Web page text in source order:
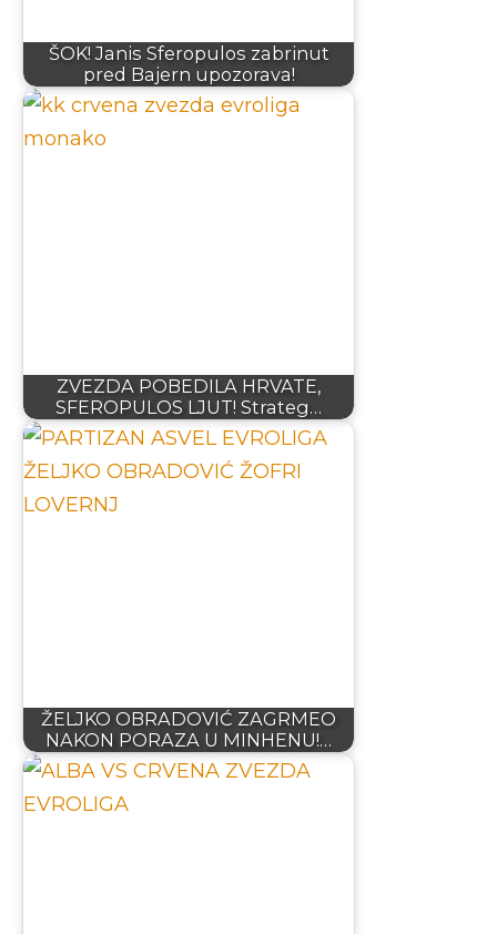
ŠOK! Janis Sferopulos zabrinut
pred Bajern upozorava!
ZVEZDA POBEDILA HRVATE,
SFEROPULOS LJUT! Strateg…
ŽELJKO OBRADOVIĆ ZAGRMEO
NAKON PORAZA U MINHENU!…